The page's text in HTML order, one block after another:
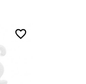
favorite_border